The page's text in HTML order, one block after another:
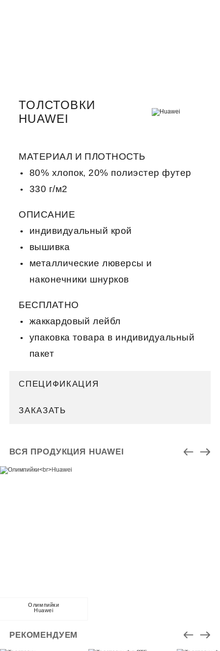
ТОЛСТОВКИ
HUAWEI
МАТЕРИАЛ И ПЛОТНОСТЬ
80% хлопок, 20% полиэстер футер
330 г/м2
ОПИСАНИЕ
индивидуальный крой
вышивка
металлические люверсы и
наконечники шнурков
БЕСПЛАТНО
жаккардовый лейбл
упаковка товара в индивидуальный
пакет
СПЕЦИФИКАЦИЯ
ЗАКАЗАТЬ
ВСЯ ПРОДУКЦИЯ HUAWEI
Олимпийки
Huawei
РЕКОМЕНДУЕМ